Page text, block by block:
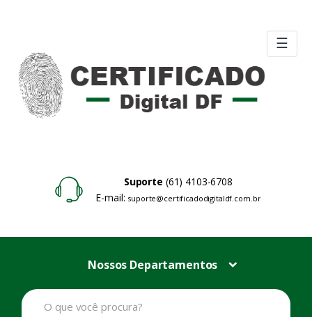
☰
Suporte (61) 4103-6708
E-mail: suporte@certificadodigitaldf.com.br
Nossos Departamentos
B
u